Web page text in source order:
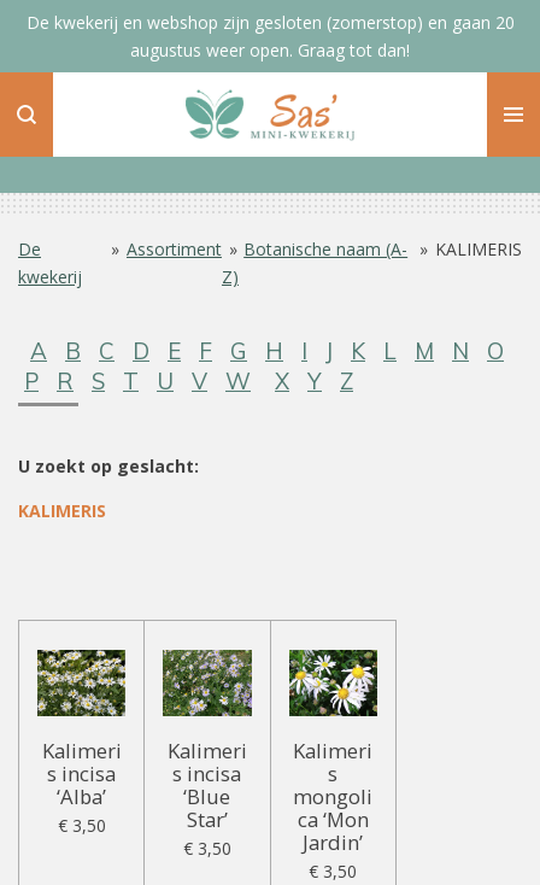
Ga
de
De kwekerij en webshop zijn gesloten (zomerstop) en gaan 20
augustus weer open. Graag tot dan!
De
kwekerij
» Assortiment » Botanische naam (A-
Z)
» KALIMERIS
A B C D E F G H I J K L M N
O
P
R S T U V W X Y Z
U zoekt op geslacht:
KALIMERIS
Kalimeri
s incisa
‘Alba’
€ 3,50
Kalimeri
s incisa
‘Blue
Star’
€ 3,50
Kalimeri
s
mongoli
ca ‘Mon
Jardin’
€ 3,50